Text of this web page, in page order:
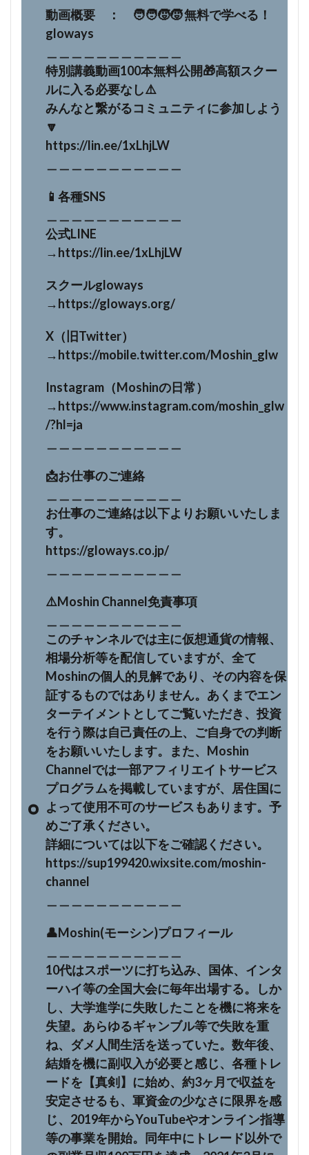
動画概要 ： 🧑‍🧑‍🧒‍🧒 無料で学べる！
gloways
特別講義動画100本無料公開🎁高額スクー
ルに入る必要なし⚠️
みんなと繋がるコミュニティに参加しよう
🔽
https://lin.ee/1xLhjLW
📱各種SNS
公式LINE
→https://lin.ee/1xLhjLW
スクールgloways
→https://gloways.org/
X（旧Twitter）
→https://mobile.twitter.com/Moshin_glw
Instagram（Moshinの日常）
→https://www.instagram.com/moshin_glw
/?hl=ja
📩お仕事のご連絡
お仕事のご連絡は以下よりお願いいたしま
す。
https://gloways.co.jp/
⚠️Moshin Channel免責事項
このチャンネルでは主に仮想通貨の情報、
相場分析等を配信していますが、全て
Moshinの個人的見解であり、その内容を保
証するものではありません。あくまでエン
ターテイメントとしてご覧いただき、投資
を行う際は自己責任の上、ご自身での判断
をお願いいたします。また、Moshin
Channelでは一部アフィリエイトサービス
プログラムを掲載していますが、居住国に
よって使用不可のサービスもあります。予
めご了承ください。
詳細については以下をご確認ください。
https://sup199420.wixsite.com/moshin-
channel
👤Moshin(モーシン)プロフィール
10代はスポーツに打ち込み、国体、インタ
ーハイ等の全国大会に毎年出場する。しか
し、大学進学に失敗したことを機に将来を
失望。あらゆるギャンブル等で失敗を重
ね、ダメ人間生活を送っていた。数年後、
結婚を機に副収入が必要と感じ、各種トレ
ードを【真剣】に始め、約3ヶ月で収益を
安定させるも、軍資金の少なさに限界を感
じ、2019年からYouTubeやオンライン指導
等の事業を開始。同年中にトレード以外で